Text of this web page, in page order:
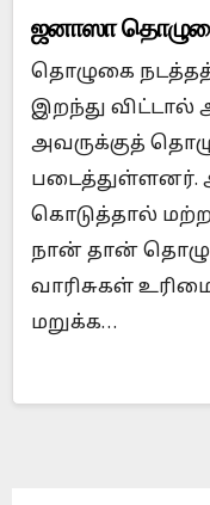
ஜனாஸா
தொழுகை
இறந்து விட்டால்
அவருக்குத்
படைத்துள்ளனர்.
கொடுத்தால்
நான் தான்
வாரிசுகள்
மறுக்க…